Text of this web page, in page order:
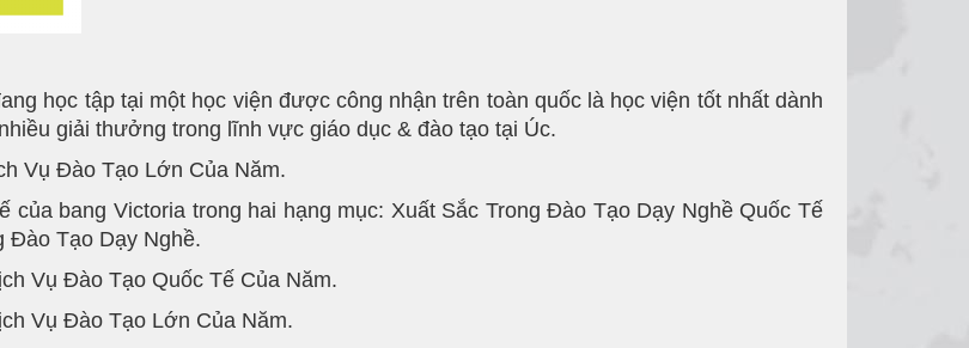
học tập tại một học viện được công nhận trên toàn quốc là học viện tốt nhất dành
giải thưởng trong lĩnh vực giáo dục & đào tạo tại Úc.
Vụ Đào Tạo Lớn Của Năm.
của bang Victoria trong hai hạng mục: Xuất Sắc Trong Đào Tạo Dạy Nghề Quốc Tế
Đào Tạo Dạy Nghề.
Vụ Đào Tạo Quốc Tế Của Năm.
Vụ Đào Tạo Lớn Của Năm.